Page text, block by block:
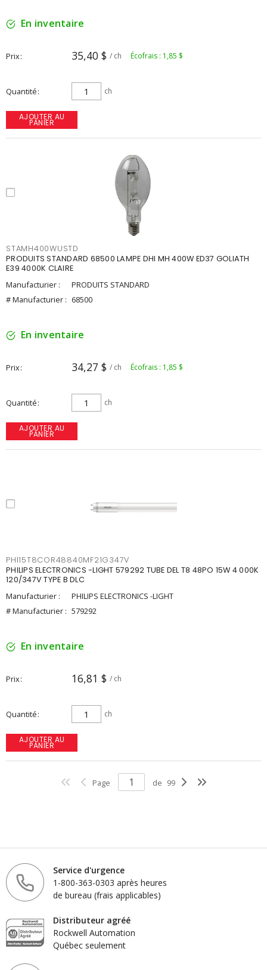
En inventaire
Prix 35,40 $ / ch Écofrais : 1,85 $
Quantité ch
AJOUTER AU
PANIER
STAMH400WUSTD
PRODUITS STANDARD 68500 LAMPE DHI MH 400W ED37 GOLIATH
E39 4000K CLAIRE
Manufacturier :
PRODUITS STANDARD
# Manufacturier : 68500
En inventaire
Prix 34,27 $ / ch Écofrais : 1,85 $
Quantité ch
AJOUTER AU
PANIER
PHI15T8COR48840MF21G347V
PHILIPS ELECTRONICS -LIGHT 579292 TUBE DEL T8 48PO 15W 4 000K
120/347V TYPE B DLC
Manufacturier :
PHILIPS ELECTRONICS -LIGHT
# Manufacturier : 579292
En inventaire
Prix 16,81 $ / ch
Quantité ch
AJOUTER AU
PANIER
Page de 99
Service d'urgence
1-800-363-0303 après heures
de bureau (frais applicables)
Distributeur agréé
Rockwell Automation
Québec seulement